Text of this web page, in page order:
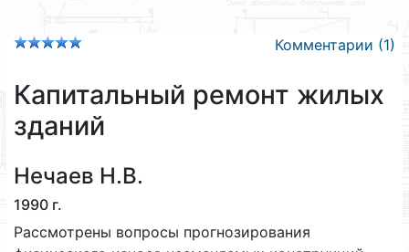
Комментарии (1)
Капитальный ремонт жилых
зданий
Нечаев Н.В.
1990 г.
Рассмотрены вопросы прогнозирования